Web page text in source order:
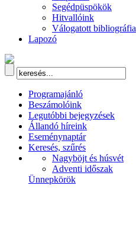
Segédpüspökök
Hitvallóink
Válogatott bibliográfia
Lapozó
Programajánló
Beszámolóink
Legutóbbi bejegyzések
Állandó híreink
Eseménynaptár
Keresés, szűrés
Nagyböjt és húsvét
Adventi időszak
Ünnepkörök